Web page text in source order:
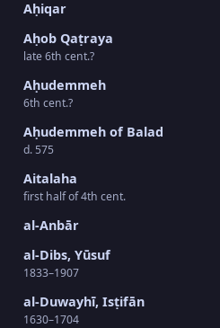
Aḥiqar
Aḥob Qaṭraya
late 6th cent.?
Aḥudemmeh
6th cent.?
Aḥudemmeh of Balad
d. 575
Aitalaha
first half of 4th cent.
al-Anbār
al-Dibs, Yūsuf
1833–1907
al-Duwayhī, Isṭifān
1630–1704